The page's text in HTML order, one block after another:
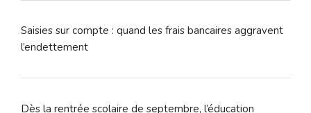
Saisies sur compte : quand les frais bancaires aggravent
l’endettement
Dès la rentrée scolaire de septembre, l’éducation